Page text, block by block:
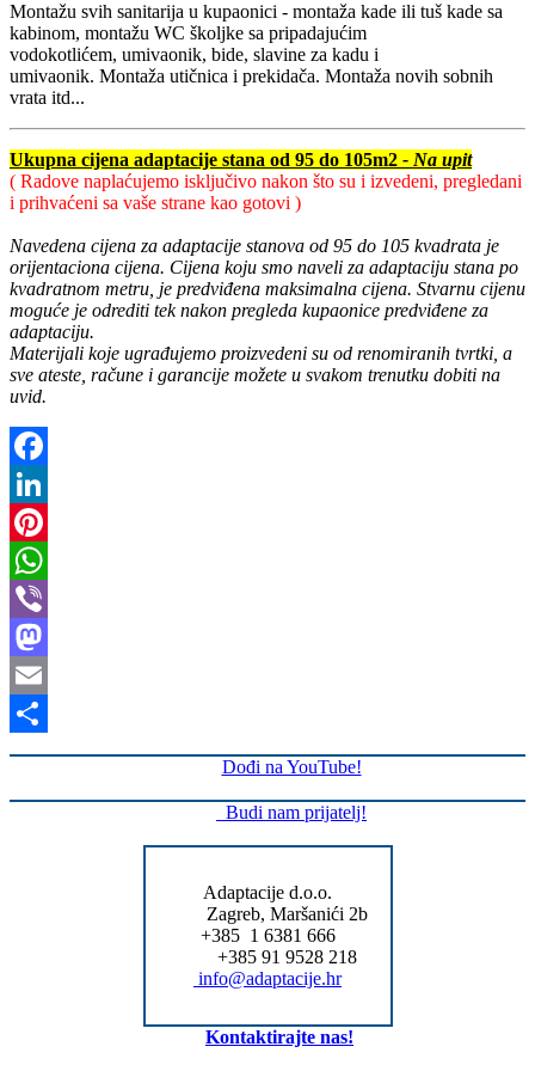
Montažu svih sanitarija u kupaonici - montaža kade ili tuš kade sa
kabinom, montažu WC školjke sa pripadajućim
vodokotlićem, umivaonik, bide, slavine za kadu i
umivaonik. Montaža utičnica i prekidača. Montaža novih sobnih
vrata itd...
Ukupna cijena adaptacije stana od 95 do 105m2 - Na upit
( Radove naplaćujemo isključivo nakon što su i izvedeni, pregledani
i prihvaćeni sa vaše strane kao gotovi )
Navedena cijena za adaptacije stanova od 95 do 105 kvadrata je
orijentaciona cijena. Cijena koju smo naveli za adaptaciju stana po
kvadratnom metru, je predviđena maksimalna cijena. Stvarnu cijenu
moguće je odrediti tek nakon pregleda kupaonice predviđene za
adaptaciju.
Materijali koje ugrađujemo proizvedeni su od renomiranih tvrtki, a
sve ateste, račune i garancije možete u svakom trenutku dobiti na
uvid.
Facebook
LinkedIn
Pinterest
WhatsApp
Viber
Mastodon
Email
Share
Dođi na YouTube!
Budi nam prijatelj!
Adaptacije d.o.o.
Zagreb, Maršanići 2b
+385 1 6381 666
+385 91 9528 218
info@adaptacije.hr
Kontaktirajte nas!